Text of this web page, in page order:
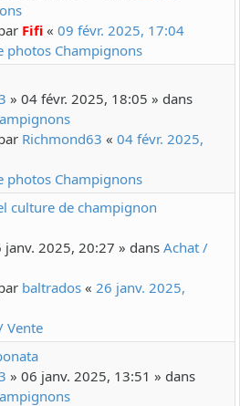
Fifi « 09 févr. 2025, 17:04
photos Champignons
» 04 févr. 2025, 18:05 » dans
Richmond63 « 04 févr. 2025,
photos Champignons
culture de champignon
janv. 2025, 20:27 » dans Achat /
baltrados « 26 janv. 2025,
Vente
» 06 janv. 2025, 13:51 » dans